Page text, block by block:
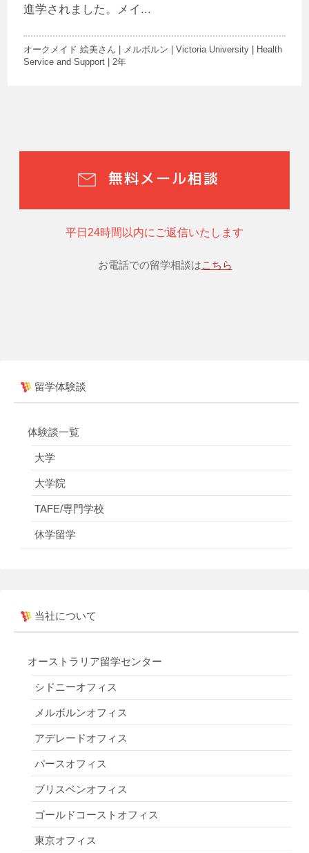
進学されました。メイ...
オークメイド 絵美さん | メルボルン | Victoria University | Health
Service and Support | 2年
無料メール相談
平日24時間以内にご返信いたします
お電話での留学相談はこちら
留学体験談
体験談一覧
大学
大学院
TAFE/専門学校
休学留学
当社について
オーストラリア留学センター
シドニーオフィス
メルボルンオフィス
アデレードオフィス
パースオフィス
ブリスベンオフィス
ゴールドコーストオフィス
東京オフィス